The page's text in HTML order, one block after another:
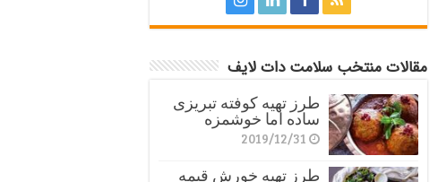
مقالات منتخب سلامت دات لایف
طرز تهیه کوفته تبریزی
ساده اما خوشمزه
2019/12/31
طرز تهیه خورش قیمه